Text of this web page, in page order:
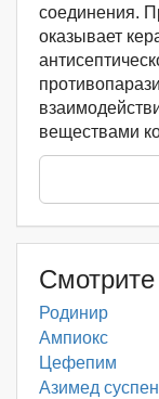
соединения.
оказывает
веществами
Родинир
Ампиокс
Цефепим
Азимед